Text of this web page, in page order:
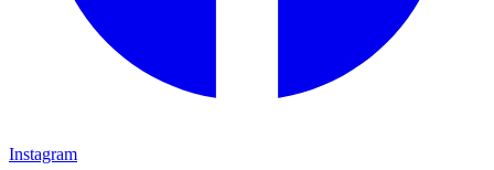
Instagram